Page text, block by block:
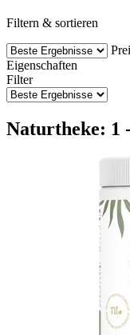
Filtern & sortieren
Eigenschaften
Filter
Naturtheke: 1